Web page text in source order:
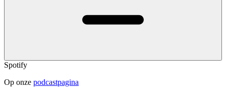
Spotify
Op onze podcastpagina